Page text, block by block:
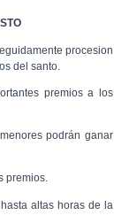
procesion
del santo.
premios a los
podrán ganar
premios.
hasta altas horas de la